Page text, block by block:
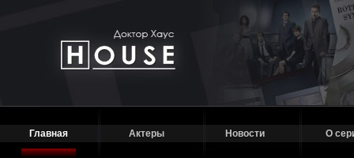
Главная Актеры Новости О